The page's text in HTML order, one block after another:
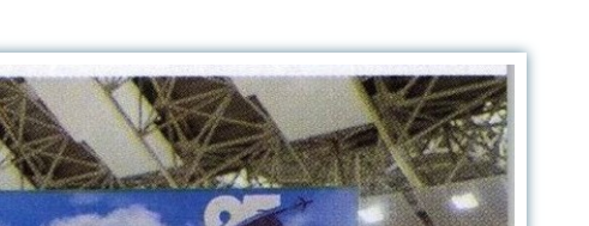
Bilgi Toplumu
Hizmetleri
Enerji Yönetim Sistemi
Politikası